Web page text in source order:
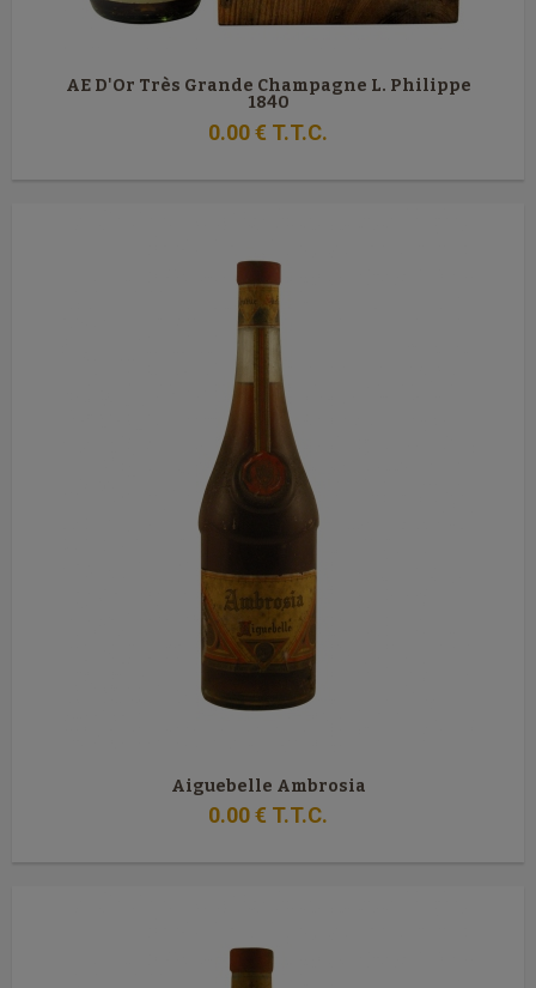
AE D'Or Très Grande Champagne L. Philippe
1840
0.00€ T.T.C.
Aiguebelle Ambrosia
0.00€ T.T.C.